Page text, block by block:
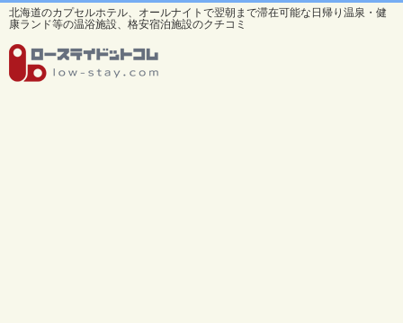
北海道のカプセルホテル、オールナイトで翌朝まで滞在可能な日帰り温泉・健
康ランド等の温浴施設、格安宿泊施設のクチコミ